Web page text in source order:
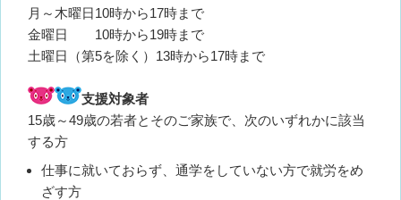
月～木曜日10時から17時まで
金曜日 10時から19時まで
土曜日（第5を除く）13時から17時まで
支援対象者
15歳～49歳の若者とそのご家族で、次のいずれかに該当
する方
仕事に就いておらず、通学をしていない方で就労をめ
ざす方